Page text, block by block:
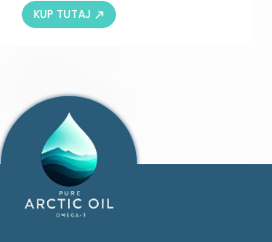
KUP TUTAJ